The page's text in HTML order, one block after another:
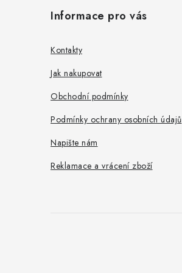
Informace pro vás
Kontakty
Jak nakupovat
Obchodní podmínky
Podmínky ochrany osobních údajů
Napište nám
Reklamace a vrácení zboží